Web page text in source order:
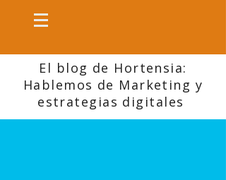
El blog de Hortensia:
Hablemos de Marketing y
estrategias digitales